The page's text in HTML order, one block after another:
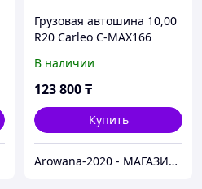
Грузовая автошина 10,00
R20 Carleo C-MAX166
В наличии
123 800₸
Купить
Arowana-2020 - МАГАЗИН ГРУЗОВЫХ И ЛЕГКОВЫХ АВТОШИН